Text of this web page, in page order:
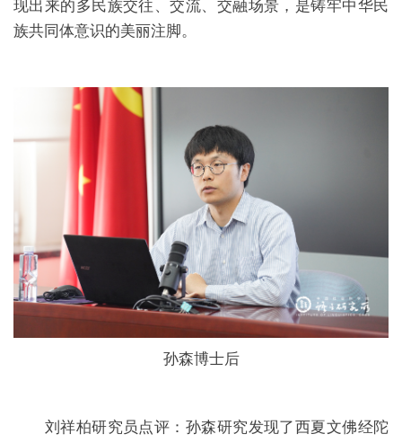
现出来的多民族交往、交流、交融场景，是铸牢中华民
族共同体意识的美丽注脚。
孙森博士后
刘祥柏研究员点评：孙森研究发现了西夏文佛经陀